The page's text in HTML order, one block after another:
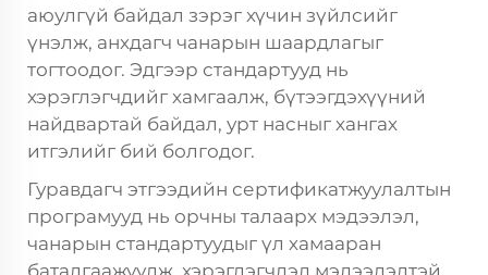
аюулгүй байдал зэрэг хүчин зүйлсийг
үнэлж, анхдагч чанарын шаардлагыг
тогтоодог. Эдгээр стандартууд нь
хэрэглэгчдийг хамгаалж, бүтээгдэхүүний
найдвартай байдал, урт насныг хангах
итгэлийг бий болгодог.
Гуравдагч этгээдийн сертификатжуулалтын
програмууд нь орчны талаарх мэдээлэл,
чанарын стандартуудыг үл хамааран
баталгаажуулж, хэрэглэгчдэд мэдээлэлтэй